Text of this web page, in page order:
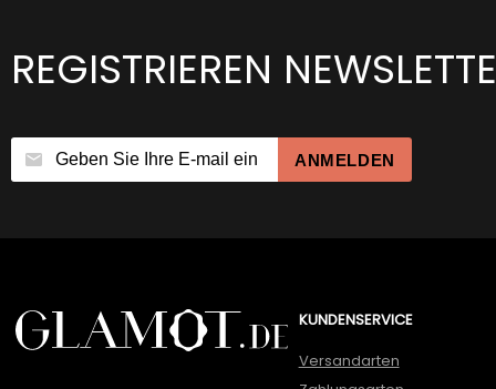
REGISTRIEREN
ANMELDEN
KUNDENSERVICE
Versandarten